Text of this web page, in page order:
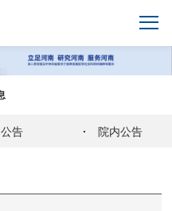
告 · 院内公告